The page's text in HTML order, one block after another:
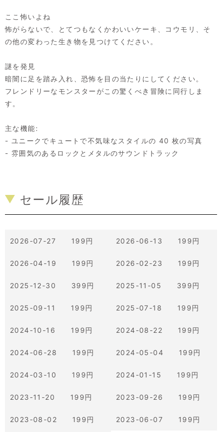
ここ怖いよね
怖がらないで、とてつもなくかわいいケーキ、コウモリ、そ
の他の変わった生き物を見つけてください。
謎を発見
暗闇に足を踏み入れ、恐怖を目の当たりにしてください。
フレンドリーなモンスターがこの驚くべき冒険に同行しま
す。
主な機能:
- ユニークでキュートで不気味なスタイルの 40 枚の写真
- 雰囲気のあるロックとメタルのサウンドトラック
セール履歴
2026-07-27 199円 2026-06-13 199円
2026-04-19 199円 2026-02-23 199円
2025-12-30 399円 2025-11-05 399円
2025-09-11 199円 2025-07-18 199円
2024-10-16 199円 2024-08-22 199円
2024-06-28 199円 2024-05-04 199円
2024-03-10 199円 2024-01-15 199円
2023-11-20 199円 2023-09-26 199円
2023-08-02 199円 2023-06-07 199円